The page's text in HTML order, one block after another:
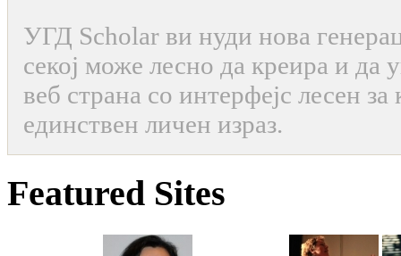
УГД Scholar ви нуди нова
секој може лесно да креира и
веб страна со интерфејс лесен
единствен личен израз.
Featured Sites